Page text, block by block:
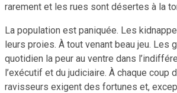
rarement et les rues sont désertes à la
La population est paniquée. Les
leurs proies. À tout venant beau jeu. Les
quotidien la peur au ventre dans
l’exécutif et du judiciaire. À chaque coup
ravisseurs exigent des fortunes et,